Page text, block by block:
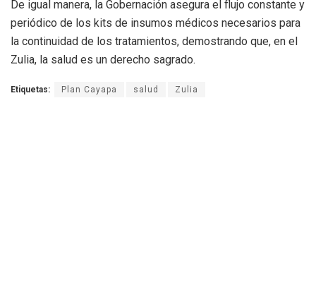
De igual manera, la Gobernación asegura el flujo constante y
periódico de los kits de insumos médicos necesarios para
la continuidad de los tratamientos, demostrando que, en el
Zulia, la salud es un derecho sagrado.
Etiquetas: Plan Cayapa salud Zulia